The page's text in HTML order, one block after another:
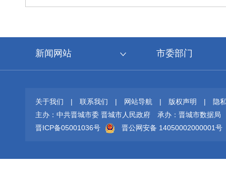
新闻网站 市委部门
关于我们 | 联系我们 | 网站导航 | 版权声明 |
隐
主办：中共晋城市委 晋城市人民政府
承办：晋城市数据局
晋ICP备05001036号
晋公网安备 14050002000001号